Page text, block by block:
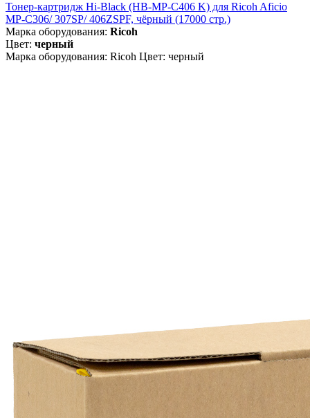
Тонер-картридж Hi-Black (HB-MP-C406 K) для Ricoh Aficio
MP-C306/ 307SP/ 406ZSPF, чёрный (17000 стр.)
Марка оборудования: Ricoh
Цвет: черный
Марка оборудования: Ricoh Цвет: черный